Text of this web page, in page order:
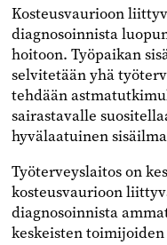
Kosteusvaurioon
diagnosoinnista
hoitoon. Työpaikan
selvitetään yhä
tehdään
sairastavalle
hyvälaatuinen
Työterveyslaitos on
kosteusvaurioon
diagnosoinnista
keskeisten toimijoiden